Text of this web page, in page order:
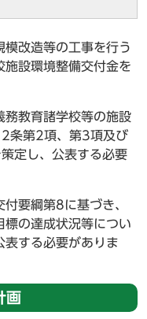
改造等の工事を行う
施設環境整備交付金を
務教育諸学校等の施設
条第2項、第3項及び
定し、公表する必要
要綱第8に基づき、
標の達成状況等につい
表する必要がありま
画